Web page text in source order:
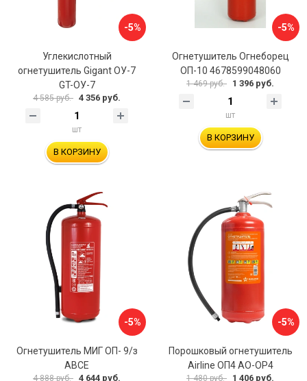
-5%
Углекислотный
огнетушитель Gigant ОУ-7
GT-ОУ-7
4 585 руб. 4 356 руб.
шт
В КОРЗИНУ
-5%
Огнетушитель Огнеборец
ОП-10 4678599048060
1 469 руб. 1 396 руб.
шт
В КОРЗИНУ
-5%
Огнетушитель МИГ ОП- 9/з
АВСЕ
4 888 руб. 4 644 руб.
-5%
Порошковый огнетушитель
Airline ОП4 AO-OP4
1 480 руб. 1 406 руб.